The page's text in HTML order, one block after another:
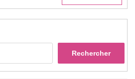
Rechercher